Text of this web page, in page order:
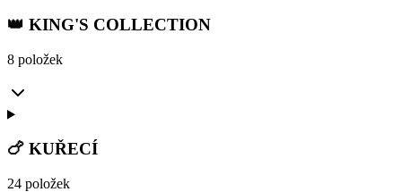
👑 KING'S COLLECTION
8 položek
🍗 KUŘECÍ
24 položek